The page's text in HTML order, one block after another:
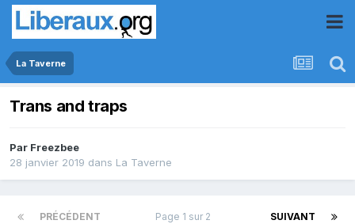
La Taverne
Trans and traps
Par Freezbee
28 janvier 2019 dans La Taverne
PRÉCÉDENT SUIVANT
Page 1 sur 2